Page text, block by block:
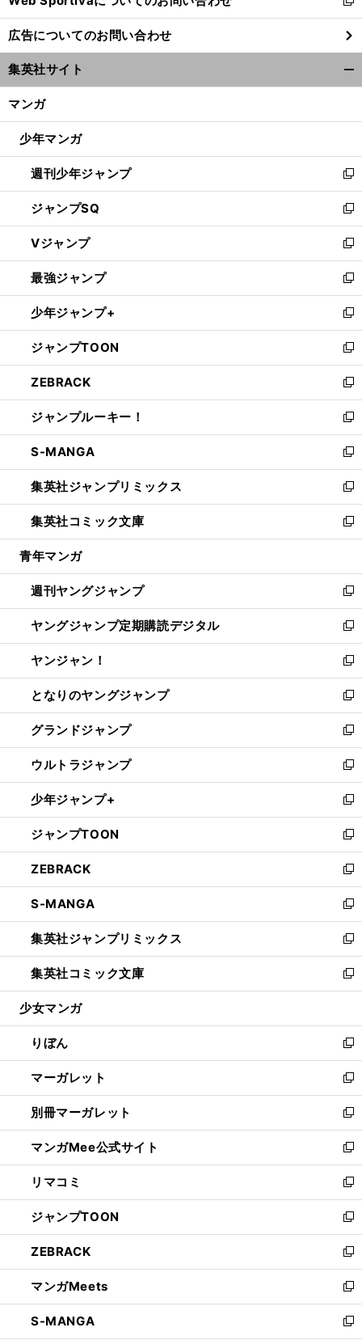
新
し
い
ウ
ィ
ン
ウ
開
く
広告についてのお問い合わせ
集英社サイト
マンガ
少年マンガ
週刊少年ジャンプ
新
し
い
ウ
ィ
ン
ド
ウ
で
開
く
ジャンプSQ
新
し
い
ウ
ィ
ン
ド
ウ
で
開
く
Vジャンプ
新
し
い
ウ
ィ
ン
ド
ウ
で
開
く
最強ジャンプ
新
し
い
ウ
ィ
ン
ド
ウ
で
開
く
少年ジャンプ+
新
し
い
ウ
ィ
ン
ド
ウ
で
開
く
ジャンプTOON
新
し
い
ウ
ィ
ン
ド
ウ
で
開
く
ZEBRACK
新
し
い
ウ
ィ
ン
ド
ウ
で
開
ジャンプルーキー！
新
し
い
ウ
ィ
ン
ド
ウ
開
く
S-MANGA
新
し
い
ウ
ィ
ン
ウ
で
開
く
集英社ジャンプリミックス
新
し
い
ウ
ン
ド
ウ
で
開
く
集英社コミック文庫
新
し
ウ
ィ
ン
ド
ウ
で
開
く
青年マンガ
週刊ヤングジャンプ
新
し
い
ウ
ィ
ン
ド
ウ
で
開
く
ヤングジャンプ定期購読デジタル
新
し
い
ウ
ィ
ン
ド
ウ
で
開
く
ヤンジャン！
新
し
い
ウ
ィ
ン
ド
ウ
で
開
く
となりのヤングジャンプ
新
し
い
ウ
ィ
ン
ド
ウ
で
開
く
グランドジャンプ
新
し
い
ウ
ィ
ン
ド
ウ
で
開
く
ウルトラジャンプ
新
し
い
ウ
ィ
ン
ド
ウ
で
開
く
少年ジャンプ+
新
し
い
ウ
ィ
ン
ド
ウ
で
開
く
ジャンプTOON
新
し
い
ウ
ィ
ン
ド
ウ
で
開
ZEBRACK
新
し
い
ウ
ィ
ン
ド
ウ
開
く
S-MANGA
新
し
い
ウ
ィ
ン
ウ
で
開
く
集英社ジャンプリミックス
新
し
い
ウ
ン
ド
ウ
で
開
く
集英社コミック文庫
新
し
ウ
ィ
ン
ド
ウ
で
開
く
少女マンガ
りぼん
新
し
い
ウ
ィ
ン
ド
ウ
で
開
く
マーガレット
新
し
い
ウ
ィ
ン
ド
ウ
で
開
く
別冊マーガレット
新
し
い
ウ
ィ
ン
ド
ウ
で
開
く
マンガMee公式サイト
新
し
い
ウ
ィ
ン
ド
ウ
で
開
く
リマコミ
新
し
い
ウ
ィ
ン
ド
ウ
で
ジャンプTOON
新
し
い
ウ
ィ
ン
ド
ZEBRACK
新
し
い
ウ
ィ
マンガMeets
新
し
い
S-MANGA
新